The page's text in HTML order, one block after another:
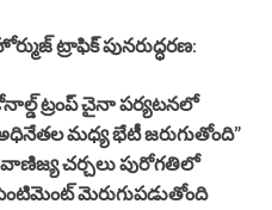
ట్రాఫిక్ పునరుద్ధరణ:
ట్రంప్ చైనా పర్యటనలో
మధ్య భేటీ జరుగుతోంది”
చర్చలు పురోగతిలో
మెరుగుపడుతోంది